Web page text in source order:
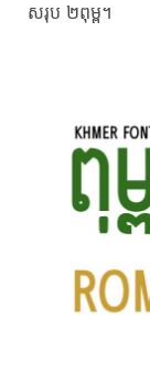
សរុប ២ពុម្ព។